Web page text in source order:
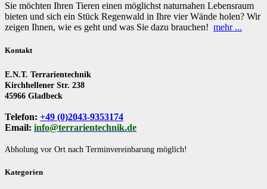
Sie möchten Ihren Tieren einen möglichst naturnahen Lebensraum
bieten und sich ein Stück Regenwald in Ihre vier Wände holen? Wir
zeigen Ihnen, wie es geht und was Sie dazu brauchen! mehr ...
Kontakt
E.N.T. Terrarientechnik
Kirchhellener Str. 238
45966 Gladbeck
Telefon: +49 (0)2043-9353174
Email: info@terrarientechnik.de
Abholung vor Ort nach Terminvereinbarung möglich!
Kategorien